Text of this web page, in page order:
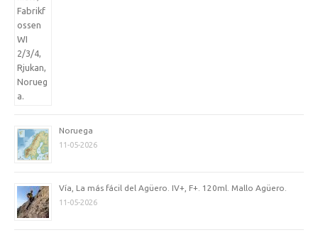
Noruega
11-05-2026
Vía, La más fácil del Agüero. IV+, F+. 120ml. Mallo Agüero.
11-05-2026